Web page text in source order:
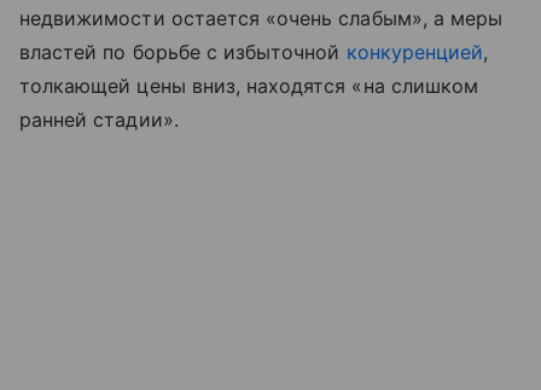
недвижимости остается «очень слабым», а меры
властей по борьбе с избыточной конкуренцией,
толкающей цены вниз, находятся «на слишком
ранней стадии».